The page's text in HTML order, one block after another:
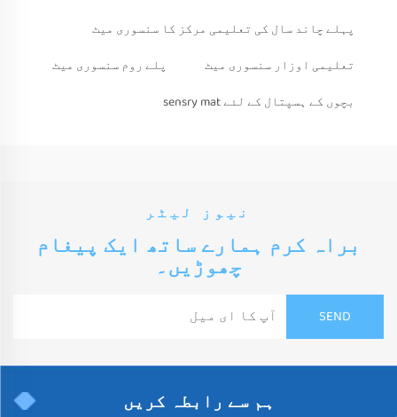
پہلے چاند سال کی تعلیمی مرکز کا سنسوری میٹ
تعلیمی اوزار سنسوری میٹ
پلے روم سنسوری میٹ
بچوں کے ہسپتال کے لئے sensry mat
نیوز لیٹر
براہ کرم ہمارے ساتھ ایک پیغام
چھوڑیں۔
ہم سے رابطہ کریں